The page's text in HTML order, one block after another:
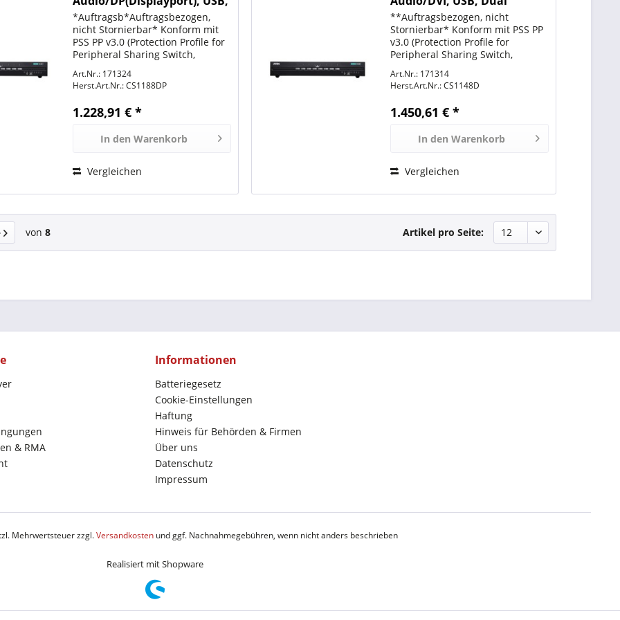
Secure,
*Auftragsb*Auftragsbezogen,
nicht Stornierbar* Konform mit
PSS PP v3.0 (Protection Profile for
Peripheral Sharing Switch,
Sicherheitsanforderungen
Permanente Gehäuse
Einbrucherkennung macht die
ATEN PSS PP v3.0 Secure KVM...
Art.Nr.: 171324
Herst.Art.Nr.:CS1188DP
1.228,91 € *
In den Warenkorb
Vergleichen
Display, Secure,
**Auftragsbezogen, nicht
Stornierbar* Konform mit PSS PP
v3.0 (Protection Profile for
Peripheral Sharing Switch,
Sicherheitsanforderungen
Permanente Gehäuse
Einbrucherkennung macht die
ATEN PSS PP v3.0 Secure KVM
Art.Nr.: 171314
Herst.Art.Nr.:CS1148D
1.450,61 € *
In den Warenkorb
Vergleichen
von 8 Artikel pro Seite:
& RMA
Informationen
Batteriegesetz
Cookie-Einstellungen
Haftung
Hinweis für Behörden & Firmen
Über uns
Datenschutz
Impressum
Mehrwertsteuer zzgl.Versandkostenund ggf. Nachnahmegebühren, wenn nicht anders beschrieben
Realisiert mit Shopware